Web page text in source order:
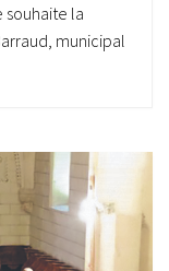
souhaite la
municipal